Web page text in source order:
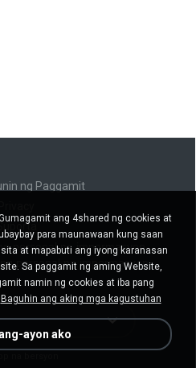
ng Paggamit
Suporta
personal na impormasyon
personal na impormasyon
ang 4shared ng cookies at
para maunawaan kung saan
at mapabuti ang iyong karanasan
Sa paggamit ng aming Website,
namin ng cookies at iba pang
Baguhin ang aking mga kagustuhan
ayon ako